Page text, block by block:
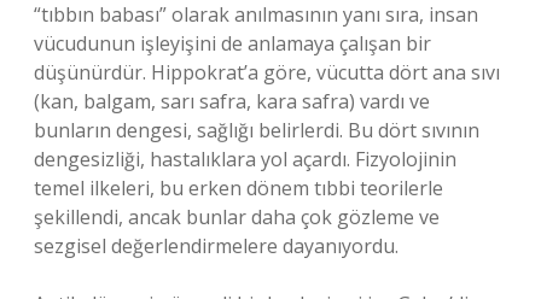
“tıbbın babası” olarak anılmasının yanı sıra, insan
vücudunun işleyişini de anlamaya çalışan bir
düşünürdür. Hippokrat’a göre, vücutta dört ana sıvı
(kan, balgam, sarı safra, kara safra) vardı ve
bunların dengesi, sağlığı belirlerdi. Bu dört sıvının
dengesizliği, hastalıklara yol açardı. Fizyolojinin
temel ilkeleri, bu erken dönem tıbbi teorilerle
şekillendi, ancak bunlar daha çok gözleme ve
sezgisel değerlendirmelere dayanıyordu.